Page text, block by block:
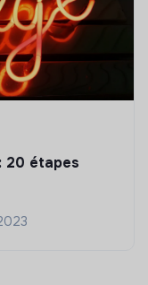
20 étapes